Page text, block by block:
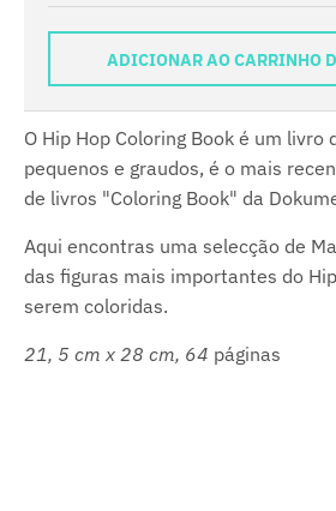
ADICIONAR AO CARRINHO
O Hip Hop Coloring Book é um livro
pequenos e graudos, é o mais
de livros "Coloring Book" da
Aqui encontras uma selecção de
das figuras mais importantes do
serem coloridas.
21, 5 cm x 28 cm, 64 páginas